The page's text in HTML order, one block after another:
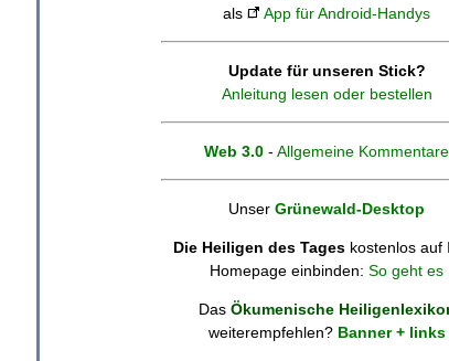
als
App für Android-Handys
Update für unseren Stick?
Anleitung lesen oder bestellen
Web 3.0 - Allgemeine Kommentare
Unser Grünewald-Desktop
Die Heiligen des Tages kostenlos auf
Homepage einbinden: So geht es
Das Ökumenische
weiterempfehlen? Banner + links